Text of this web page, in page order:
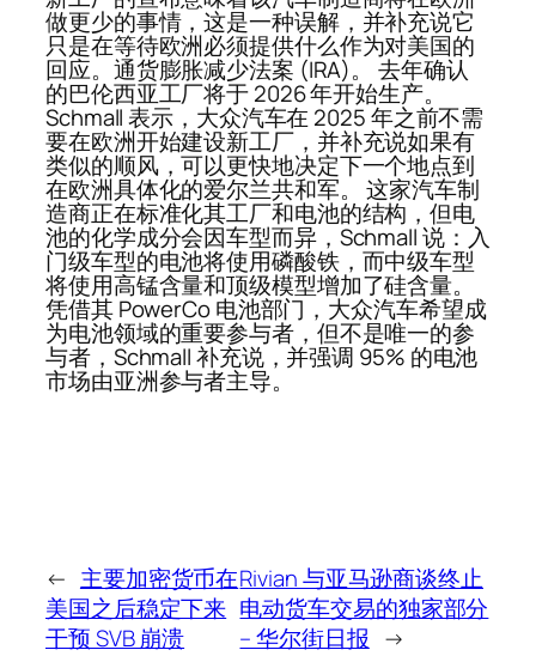
做更少的事情，这是一种误解，并补充说它
只是在等待欧洲必须提供什么作为对美国的
回应。通货膨胀减少法案 (IRA)。 去年确认
的巴伦西亚工厂将于 2026 年开始生产。
Schmall 表示，大众汽车在 2025 年之前不需
要在欧洲开始建设新工厂，并补充说如果有
类似的顺风，可以更快地决定下一个地点到
在欧洲具体化的爱尔兰共和军。 这家汽车制
造商正在标准化其工厂和电池的结构，但电
池的化学成分会因车型而异，Schmall 说：入
门级车型的电池将使用磷酸铁，而中级车型
将使用高锰含量和顶级模型增加了硅含量。
凭借其 PowerCo 电池部门，大众汽车希望成
为电池领域的重要参与者，但不是唯一的参
与者，Schmall 补充说，并强调 95% 的电池
市场由亚洲参与者主导。
← 主要加密货币在
美国之后稳定下来
干预 SVB 崩溃
Rivian 与亚马逊商谈终止
电动货车交易的独家部分
– 华尔街日报 →